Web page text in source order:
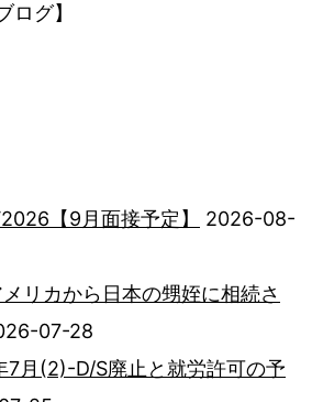
ログ】
【9月面接予定】
2026-08-
リカから日本の甥姪に相続さ
07-28
月(2)-D/S廃止と就労許可の予